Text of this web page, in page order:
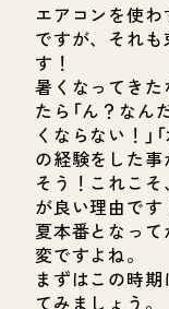
エアコンを使
ですが、それ
す！
暑くなってき
たら「ん？なん
くならない！」
の経験をした事
そう！これこ
が良い理由です
夏本番となっ
変ですよね。
まずはこの時
てみましょう。